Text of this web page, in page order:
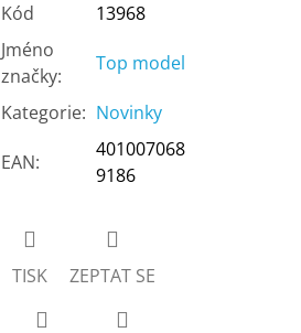
Kód
13968
Jméno
značky:
Top model
Kategorie: Novinky
EAN:
401007068
9186
TISK ZEPTAT SE